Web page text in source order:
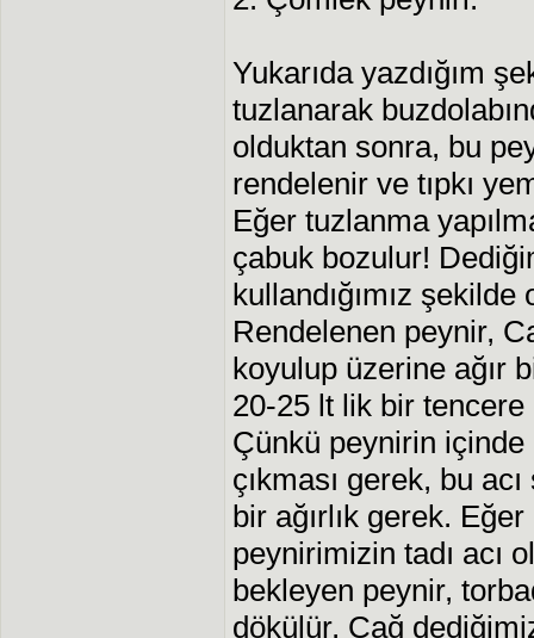
Yukarıda yazdığım
tuzlanarak
olduktan sonra, bu
rendelenir ve tıpkı
Eğer tuzlanma
çabuk bozulur!
kullandığımız şekilde
Rendelenen peynir,
koyulup üzerine ağır
20-25 lt lik bir tencere
Çünkü peynirin
çıkması gerek, bu
bir ağırlık gerek.
peynirimizin tadı acı
bekleyen peynir,
dökülür, Cağ